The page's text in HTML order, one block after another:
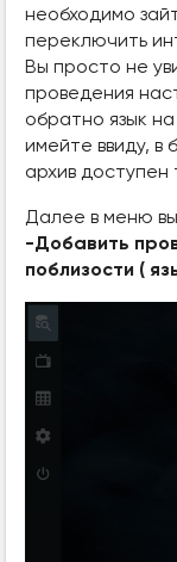
необходимо
переключить
Вы просто не
проведения
обратно язык
имейте ввиду, в
архив доступен
Далее в меню
-Добавить
поблизости (